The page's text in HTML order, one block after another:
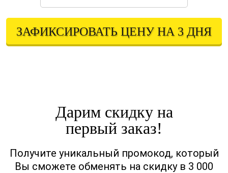
ЗАФИКСИРОВАТЬ ЦЕНУ НА 3 ДНЯ
Оставляя свои контактные данные, вы подтверждаете свое совершеннолетие,
Дарим скидку на
первый заказ!
Получите уникальный промокод, который
Вы сможете обменять на скидку в 3 000